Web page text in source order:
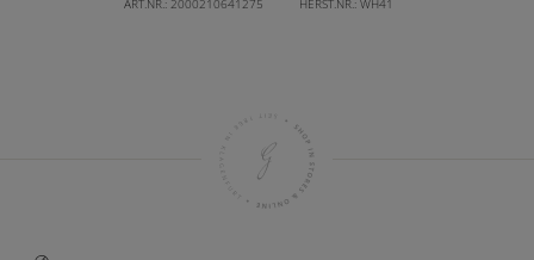
ART.NR.: 2000210641275 HERST.NR.: WH41